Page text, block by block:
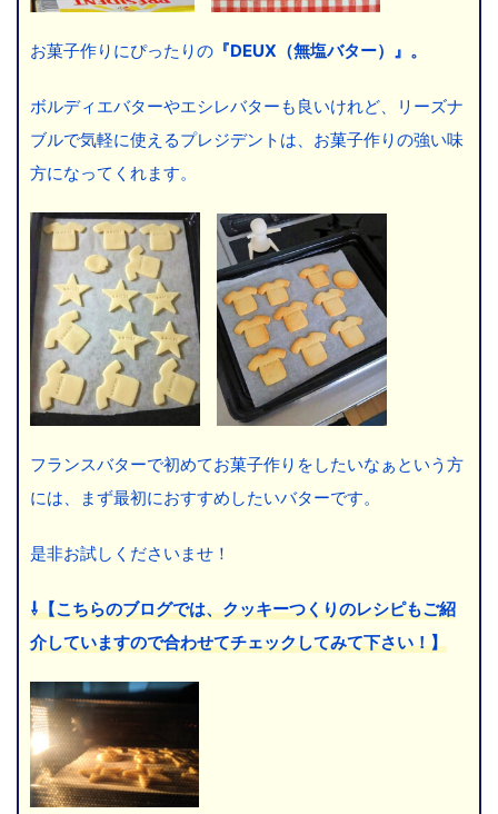
お菓子作りにぴったりの 『DEUX（無塩バター）』。
ボルディエバターやエシレバターも良いけれど、リーズナ
ブルで気軽に使えるプレジデントは、お菓子作りの強い味
方になってくれます。
フランスバターで初めてお菓子作りをしたいなぁという方
には、まず最初におすすめしたいバターです。
是非お試しくださいませ！
⇩【こちらのブログでは、クッキーつくりのレシピもご紹
介していますので合わせてチェックしてみて下さい！】